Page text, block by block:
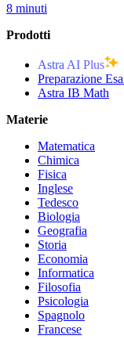
8 minuti
Prodotti
Astra AI Plus
Preparazione
Astra IB Math
Materie
Matematica
Chimica
Fisica
Inglese
Tedesco
Biologia
Geografia
Storia
Economia
Informatica
Filosofia
Psicologia
Spagnolo
Francese